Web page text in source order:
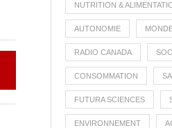
NUTRITION &
AUTONOMIE
RADIO CANADA
CONSOMMATION
FUTURA SCIENCES
ENVIRONNEMENT